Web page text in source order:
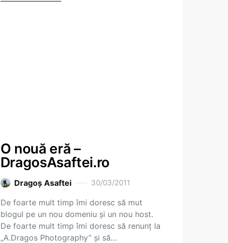
O nouă eră –
DragosAsaftei.ro
Dragoş Asaftei 30/03/2011
De foarte mult timp îmi doresc să mut
blogul pe un nou domeniu şi un nou host.
De foarte mult timp îmi doresc să renunţ la
„A.Dragos Photography” şi să…